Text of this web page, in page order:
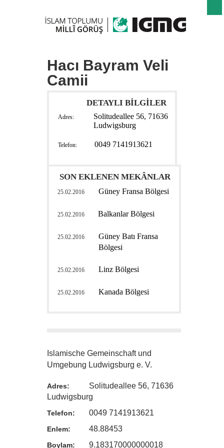
Hacı Bayram Veli
Camii
DETAYLI BİLGİLER
Adres:
Solitudeallee 56, 71636
Ludwigsburg
Telefon: 0049 7141913621
SON EKLENEN MEKÂNLAR
25.02.2016 Güney Fransa Bölgesi
25.02.2016 Balkanlar Bölgesi
25.02.2016
Güney Batı Fransa
Bölgesi
25.02.2016 Linz Bölgesi
25.02.2016 Kanada Bölgesi
Islamische Gemeinschaft und
Umgebung Ludwigsburg e. V.
Adres:
Solitudeallee 56, 71636
Ludwigsburg
Telefon: 0049 7141913621
Enlem: 48.88453
Boylam: 9.183170000000018